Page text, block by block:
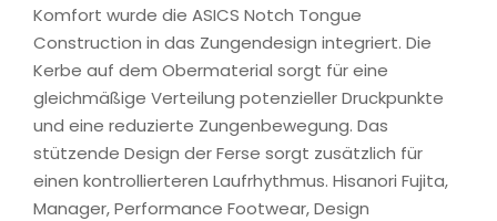
Komfort wurde die ASICS Notch Tongue
Construction in das Zungendesign integriert. Die
Kerbe auf dem Obermaterial sorgt für eine
gleichmäßige Verteilung potenzieller Druckpunkte
und eine reduzierte Zungenbewegung. Das
stützende Design der Ferse sorgt zusätzlich für
einen kontrollierteren Laufrhythmus. Hisanori Fujita,
Manager, Performance Footwear, Design